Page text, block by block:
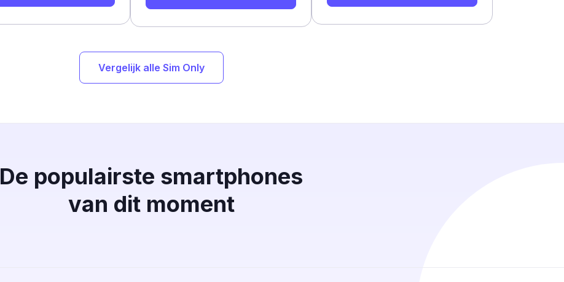
Vergelijk alle Sim Only
De populairste smartphones
van dit moment